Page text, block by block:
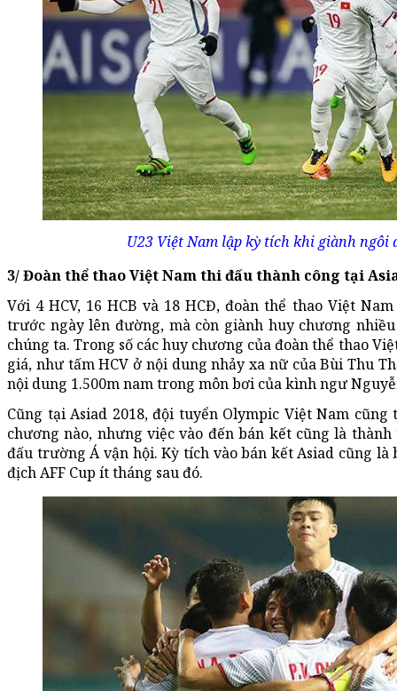
U23 Việt Nam lập kỳ tích khi giành ngôi
3/ Đoàn thể thao Việt Nam thi đấu thành công tại
Với 4 HCV, 16 HCB và 18 HCĐ, đoàn thể thao Việt
trước ngày lên đường, mà còn giành huy chương
chúng ta. Trong số các huy chương của đoàn thể thao
giá, như tấm HCV ở nội dung nhảy xa nữ của Bùi Thu
nội dung 1.500m nam trong môn bơi của kình ngư
Cũng tại Asiad 2018, đội tuyển Olympic Việt Nam
chương nào, nhưng việc vào đến bán kết cũng là
đấu trường Á vận hội. Kỳ tích vào bán kết Asiad cũng
địch AFF Cup ít tháng sau đó.